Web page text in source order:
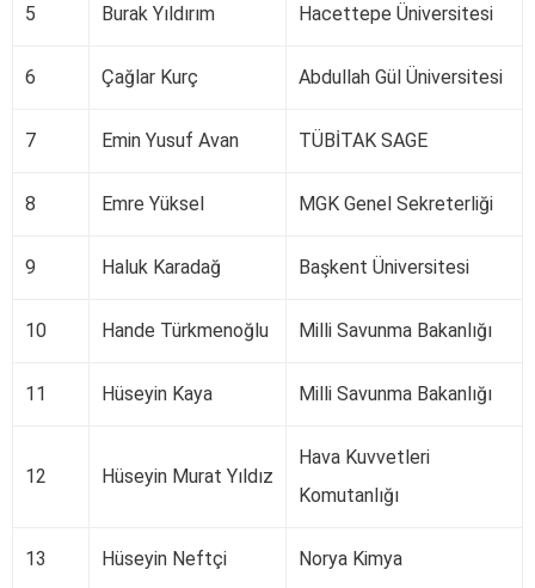
5 Burak Yıldırım Hacettepe Üniversitesi
6 Çağlar Kurç Abdullah Gül Üniversitesi
7 Emin Yusuf Avan TÜBİTAK SAGE
8 Emre Yüksel MGK Genel Sekreterliği
9 Haluk Karadağ Başkent Üniversitesi
10 Hande Türkmenoğlu Milli Savunma Bakanlığı
11 Hüseyin Kaya Milli Savunma Bakanlığı
12 Hüseyin Murat Yıldız
Hava Kuvvetleri
Komutanlığı
13 Hüseyin Neftçi Norya Kimya